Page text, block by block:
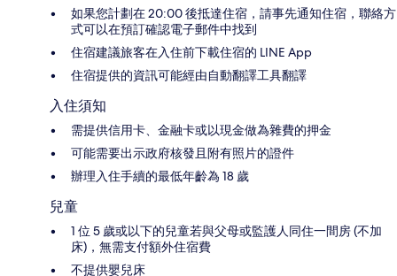
如果您計劃在 20:00 後抵達住宿，請事先通知住宿，聯絡方
式可以在預訂確認電子郵件中找到
住宿建議旅客在入住前下載住宿的 LINE App
住宿提供的資訊可能經由自動翻譯工具翻譯
入住須知
需提供信用卡、金融卡或以現金做為雜費的押金
可能需要出示政府核發且附有照片的證件
辦理入住手續的最低年齡為 18 歲
兒童
1 位 5 歲或以下的兒童若與父母或監護人同住一間房 (不加
床)，無需支付額外住宿費
不提供嬰兒床